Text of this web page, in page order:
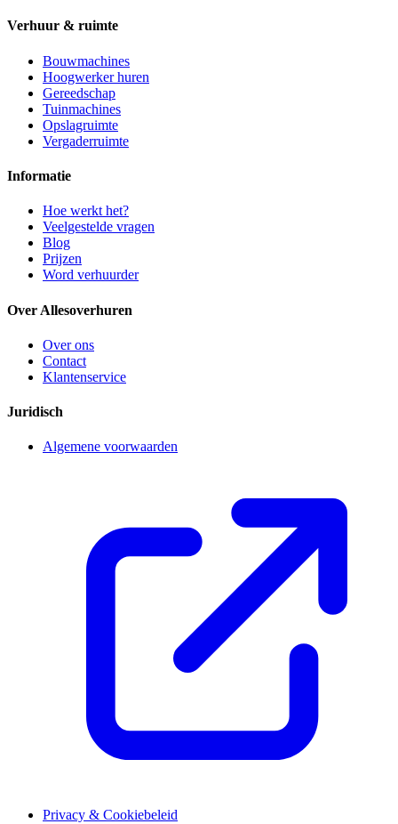
Verhuur & ruimte
Bouwmachines
Hoogwerker huren
Gereedschap
Tuinmachines
Opslagruimte
Vergaderruimte
Informatie
Hoe werkt het?
Veelgestelde vragen
Blog
Prijzen
Word verhuurder
Over Allesoverhuren
Over ons
Contact
Klantenservice
Juridisch
Algemene voorwaarden
Privacy & Cookiebeleid